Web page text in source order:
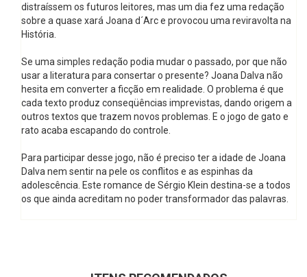
distraíssem os futuros leitores, mas um dia fez uma redação
sobre a quase xará Joana d´Arc e provocou uma reviravolta na
História.
Se uma simples redação podia mudar o passado, por que não
usar a literatura para consertar o presente? Joana Dalva não
hesita em converter a ficção em realidade. O problema é que
cada texto produz conseqüências imprevistas, dando origem a
outros textos que trazem novos problemas. E o jogo de gato e
rato acaba escapando do controle.
Para participar desse jogo, não é preciso ter a idade de Joana
Dalva nem sentir na pele os conflitos e as espinhas da
adolescência. Este romance de Sérgio Klein destina-se a todos
os que ainda acreditam no poder transformador das palavras.